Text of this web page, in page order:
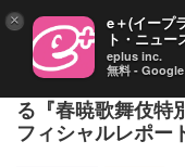
中村勘九郎と中
る『春暁歌舞伎
フィシャルレポー
× e＋(イープ
ト・ニュー
eplus inc.
無料 -